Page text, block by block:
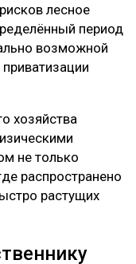
лесное
период
возможной
хозяйства
не только
распространено
растущих